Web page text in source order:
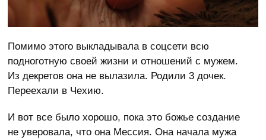
Помимо этого выкладывала в соцсети всю
подноготную своей жизни и отношений с мужем.
Из декретов она не вылазила. Родили 3 дочек.
Переехали в Чехию.
И вот все было хорошо, пока это божье создание
не уверовала, что она Мессия. Она начала мужа